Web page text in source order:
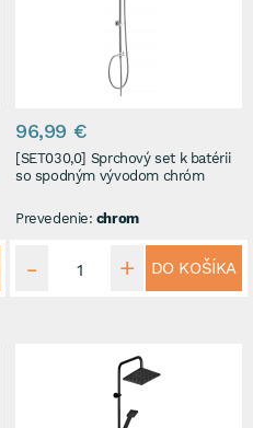
96,99 €
[SET030,0] Sprchový set k batérii
so spodným vývodom chróm
Prevedenie: chrom
DO KOŠÍKA